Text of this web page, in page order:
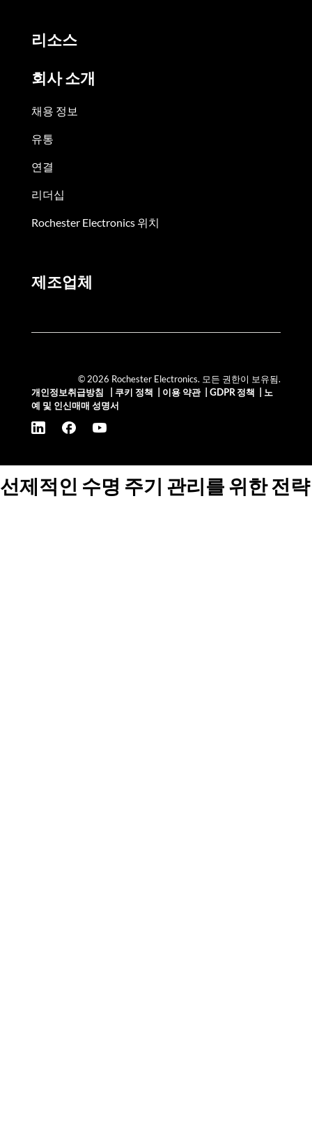
리소스
회사 소개
채용 정보
유통
연결
리더십
Rochester Electronics 위치
제조업체
© 2026 Rochester Electronics. 모든 권한이 보유됨.
개인정보취급방침
쿠키 정책 이용 약관| GDPR 정책
노
예 및 인신매매 성명서
선제적인 수명 주기 관리를 위한 전략